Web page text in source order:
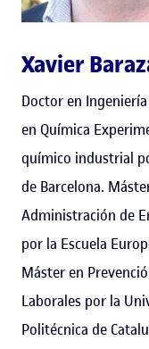
Xavier
Doctor en
en Química
químico industrial
de Barcelona.
Administración de
por la Escuela
Máster en
Laborales por la
Politécnica de